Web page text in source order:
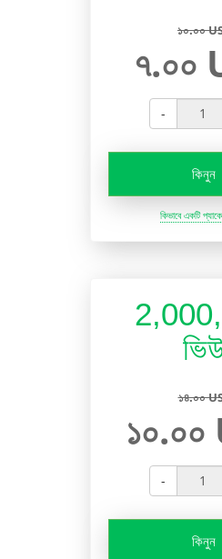
১০.০০
৭.০০
-
কিনুন
কিভাবে একটি
১৪.০০
১০.০০
-
কিনুন